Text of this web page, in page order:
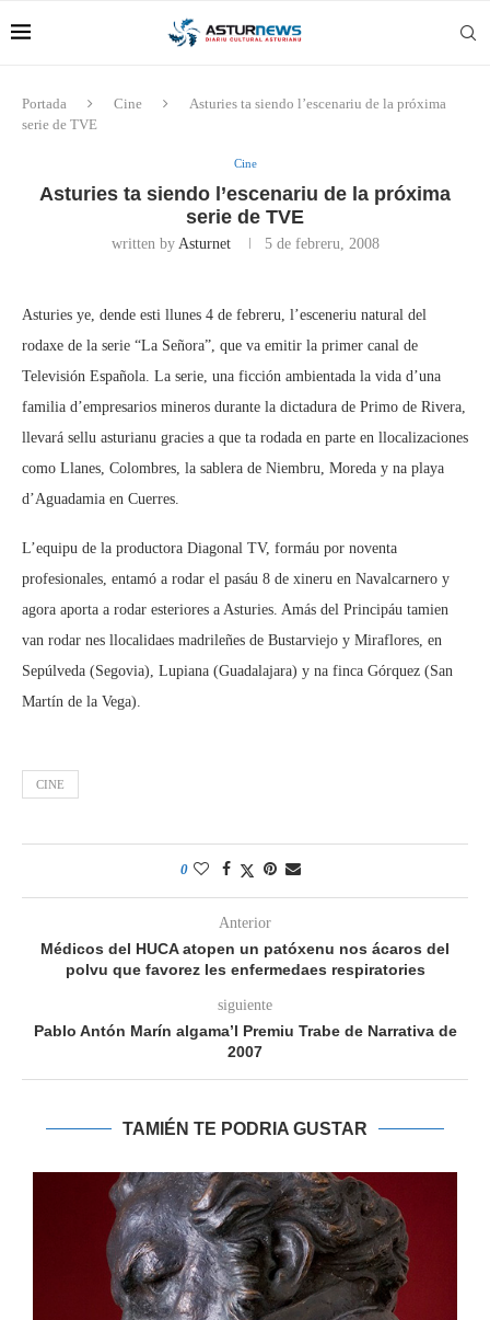
Portada Cine
Asturies ta siendo l’escenariu de la próxima
serie de TVE
Cine
Asturies ta siendo l’escenariu de la próxima
serie de TVE
written by Asturnet 5 de febreru, 2008
Asturies ye, dende esti llunes 4 de febreru, l’esceneriu natural del
rodaxe de la serie “La Señora”, que va emitir la primer canal de
Televisión Española. La serie, una ficción ambientada la vida d’una
familia d’empresarios mineros durante la dictadura de Primo de Rivera,
llevará sellu asturianu gracies a que ta rodada en parte en llocalizaciones
como Llanes, Colombres, la sablera de Niembru, Moreda y na playa
d’Aguadamia en Cuerres.
L’equipu de la productora Diagonal TV, formáu por noventa
profesionales, entamó a rodar el pasáu 8 de xineru en Navalcarnero y
agora aporta a rodar esteriores a Asturies. Amás del Principáu tamien
van rodar nes llocalidaes madrileñes de Bustarviejo y Miraflores, en
Sepúlveda (Segovia), Lupiana (Guadalajara) y na finca Górquez (San
Martín de la Vega).
CINE
0
Anterior
Médicos del HUCA atopen un patóxenu nos ácaros del
polvu que favorez les enfermedaes respiratories
siguiente
Pablo Antón Marín algama’l Premiu Trabe de Narrativa de
2007
TAMIÉN TE PODRIA GUSTAR